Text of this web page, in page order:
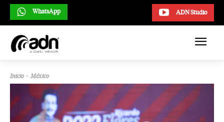
ADN Studio
WhatsApp
Inicio México